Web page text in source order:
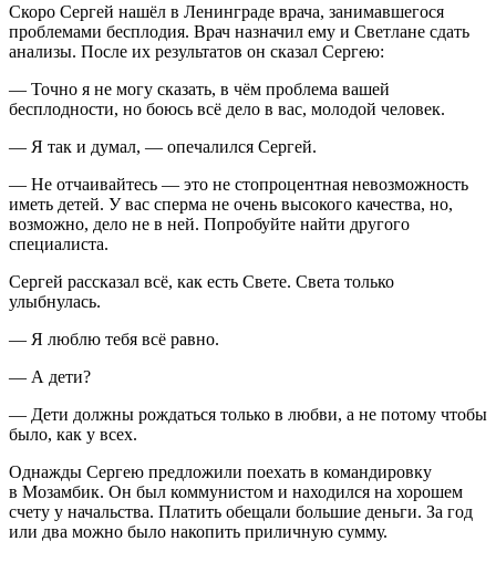
Скоро Сергей нашёл в Ленинграде врача, занимавшегося
проблемами бесплодия. Врач назначил ему и Светлане сдать
анализы. После их результатов он сказал Сергею:
— Точно я не могу сказать, в чём проблема вашей
бесплодности, но боюсь всё дело в вас, молодой человек.
— Я так и думал, — опечалился Сергей.
— Не отчаивайтесь — это не стопроцентная невозможность
иметь детей. У вас сперма не очень высокого качества, но,
возможно, дело не в ней. Попробуйте найти другого
специалиста.
Сергей рассказал всё, как есть Свете. Света только
улыбнулась.
— Я люблю тебя всё равно.
— А дети?
— Дети должны рождаться только в любви, а не потому чтобы
было, как у всех.
Однажды Сергею предложили поехать в командировку
в Мозамбик. Он был коммунистом и находился на хорошем
счету у начальства. Платить обещали большие деньги. За год
или два можно было накопить приличную сумму.